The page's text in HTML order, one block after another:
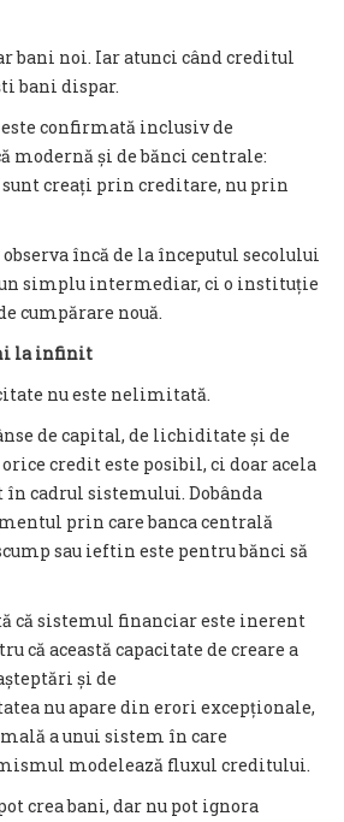
bani noi. Iar atunci când creditul
bani dispar.
confirmată inclusiv de
modernă și de bănci centrale:
creați prin creditare, nu prin
încă de la începutul secolului
un simplu intermediar, ci o instituție
cumpărare nouă.
la infinit
nu este nelimitată.
de capital, de lichiditate și de
credit este posibil, ci doar acela
în cadrul sistemului. Dobânda
prin care banca centrală
sau ieftin este pentru bănci să
că sistemul financiar este inerent
că această capacitate de creare a
și de
nu apare din erori excepționale,
a unui sistem în care
modelează fluxul creditului.
crea bani, dar nu pot ignora